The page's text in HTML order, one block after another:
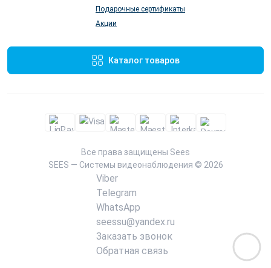
Подарочные сертификаты
Акции
Каталог товаров
Все права защищены Sees
SEES — Системы видеонаблюдения © 2026
Viber
Telegram
WhatsApp
seessu@yandex.ru
Заказать звонок
Обратная связь